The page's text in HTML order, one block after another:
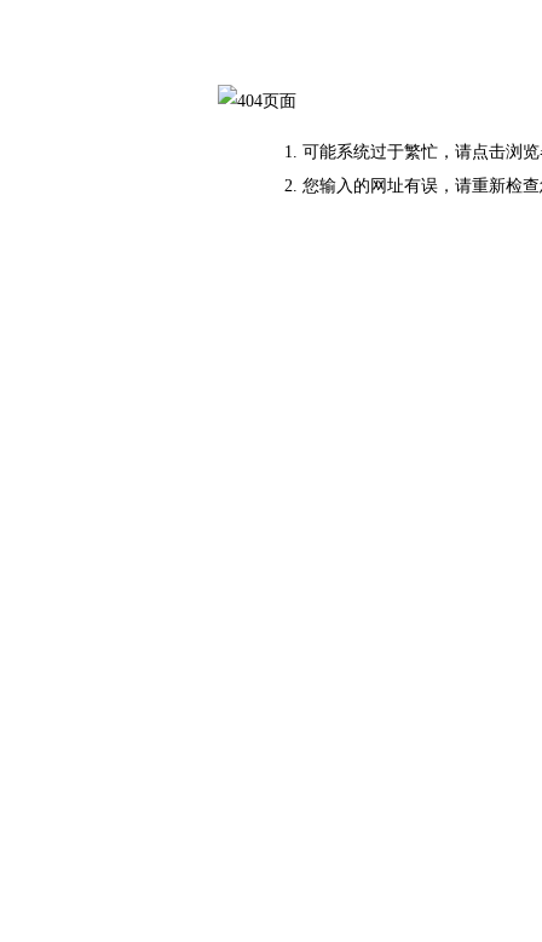
可能系统过于繁忙，请点击浏
您输入的网址有误，请重新检